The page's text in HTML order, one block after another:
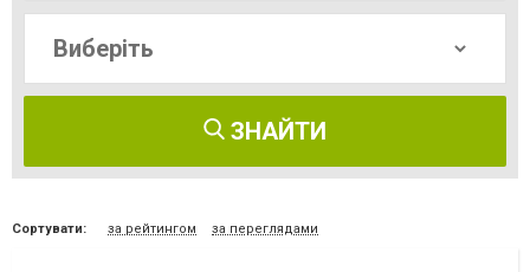
ЗНАЙТИ
Сортувати: за рейтингом за переглядами